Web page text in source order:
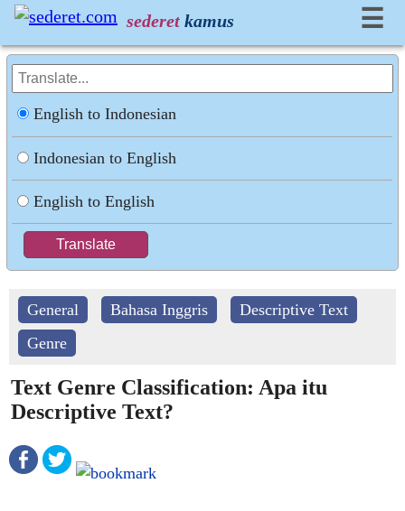
sederet kamus ☰
English to Indonesian
Indonesian to English
English to English
General Bahasa Inggris
Descriptive Text
Genre
Text Genre Classification: Apa itu
Descriptive Text?